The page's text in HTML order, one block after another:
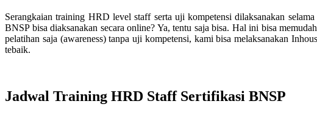
Serangkaian training HRD level staff serta uji kompetensi dilaksanakan
BNSP bisa diaksanakan secara online? Ya, tentu saja bisa. Hal ini bisa
pelatihan saja (awareness) tanpa uji kompetensi, kami bisa melaksanakan
tebaik.
Jadwal Training HRD Staff Sertifikasi BNSP